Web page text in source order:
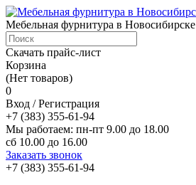
Мебельная фурнитура в Новосибирске
Скачать прайс-лист
Корзина
(Нет товаров)
0
Вход / Регистрация
+7 (383) 355-61-94
Мы работаем: пн-пт 9.00 до 18.00
сб 10.00 до 16.00
Заказать звонок
+7 (383) 355-61-94